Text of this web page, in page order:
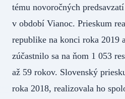
tému novoročných
v období Vianoc. Prieskum
republike na konci roka 2019
zúčastnilo sa na ňom 1 053
až 59 rokov. Slovenský
roka 2018, realizovala ho